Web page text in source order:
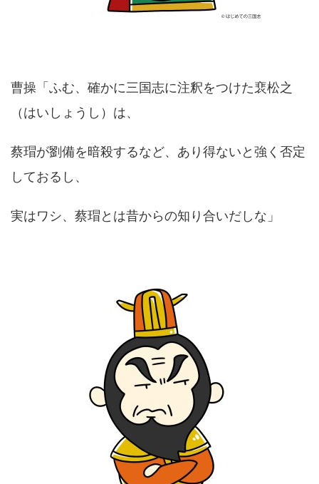
曹操「ふむ、確かに三国志に注釈をつけた裵松之
（はいしょうし）は、
蔡瑁が劉備を暗殺するなど、あり得ないと強く否定
しておるし、
実はワシ、蔡瑁とは昔からの知り合いだしな」